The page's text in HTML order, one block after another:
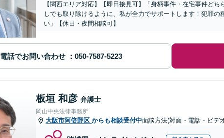
【関西エリア対応】【即日接見可】「身柄事件・在宅事件ど
しでも取り除けるように、私が全力でサポートします！犯罪
い」【休日・夜間相談可】
電話でお問い合わせ
板垣 和彦 弁護士
岡山中央法律事務所
大阪市阿倍野区 からも相談受付中面談方法(対面・電話・ビデ